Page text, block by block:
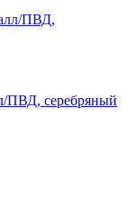
ПВД, серебряный